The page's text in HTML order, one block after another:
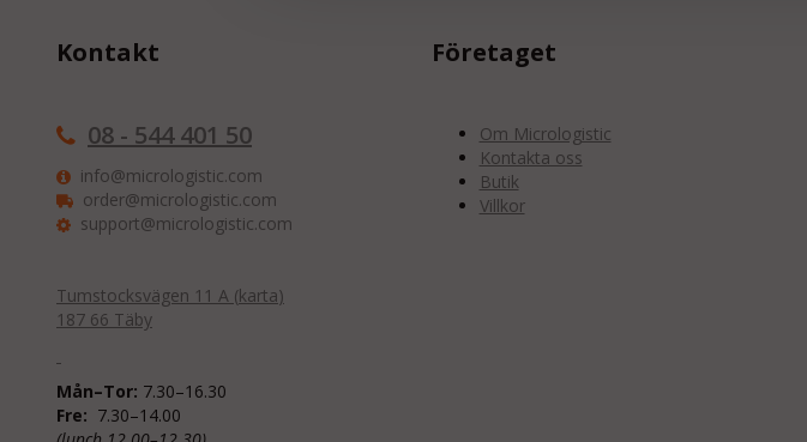
Kontakt
08 - 544 401 50
info@micrologistic.com
order@micrologistic.com
support@micrologistic.com
Tumstocksvägen 11 A (karta)
187 66 Täby
Mån–Tor: 7.30–16.30
Fre: 7.30–14.00
Företaget
Om Micrologistic
Kontakta oss
Butik
Villkor